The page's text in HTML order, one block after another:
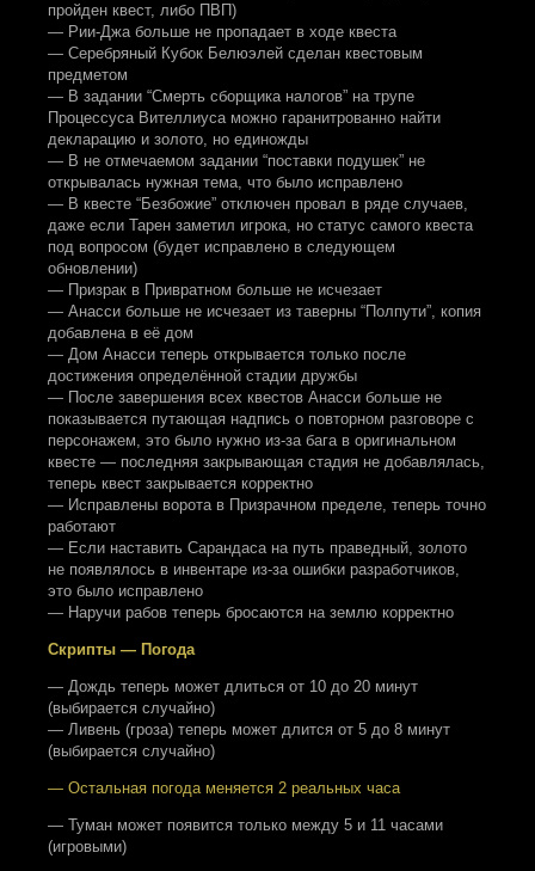
пройден квест, либо ПВП)
— Рии-Джа больше не пропадает в ходе квеста
— Серебряный Кубок Белюэлей сделан квестовым
предметом
— В задании “Смерть сборщика налогов” на трупе
Процессуса Вителлиуса можно гаранитрованно найти
декларацию и золото, но единожды
— В не отмечаемом задании “поставки подушек” не
открывалась нужная тема, что было исправлено
— В квесте “Безбожие” отключен провал в ряде случаев,
даже если Тарен заметил игрока, но статус самого квеста
под вопросом (будет исправлено в следующем
обновлении)
— Призрак в Привратном больше не исчезает
— Анасси больше не исчезает из таверны “Полпути”, копия
добавлена в её дом
— Дом Анасси теперь открывается только после
достижения определённой стадии дружбы
— После завершения всех квестов Анасси больше не
показывается путающая надпись о повторном разговоре с
персонажем, это было нужно из-за бага в оригинальном
квесте — последняя закрывающая стадия не добавлялась,
теперь квест закрывается корректно
— Исправлены ворота в Призрачном пределе, теперь точно
работают
— Если наставить Сарандаса на путь праведный, золото
не появлялось в инвентаре из-за ошибки разработчиков,
это было исправлено
— Наручи рабов теперь бросаются на землю корректно
Скрипты — Погода
— Дождь теперь может длиться от 10 до 20 минут
(выбирается случайно)
— Ливень (гроза) теперь может длится от 5 до 8 минут
(выбирается случайно)
— Остальная погода меняется 2 реальных часа
— Туман может появится только между 5 и 11 часами
(игровыми)